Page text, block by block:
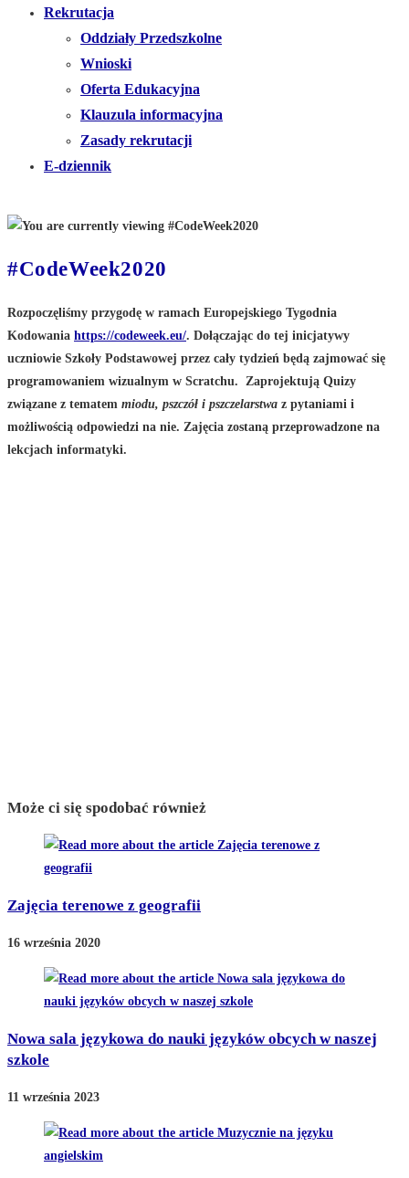
Rekrutacja
Oddziały Przedszkolne
Wnioski
Oferta Edukacyjna
Klauzula informacyjna
Zasady rekrutacji
E-dziennik
#CodeWeek2020
Rozpoczęliśmy przygodę w ramach Europejskiego Tygodnia
Kodowania https://codeweek.eu/. Dołączając do tej inicjatywy
uczniowie Szkoły Podstawowej przez cały tydzień będą zajmować się
programowaniem wizualnym w Scratchu. Zaprojektują Quizy
związane z tematem miodu, pszczół i pszczelarstwa z pytaniami i
możliwością odpowiedzi na nie. Zajęcia zostaną przeprowadzone na
lekcjach informatyki.
Może ci się spodobać również
Zajęcia terenowe z geografii
16 września 2020
Nowa sala językowa do nauki języków obcych w naszej
szkole
11 września 2023